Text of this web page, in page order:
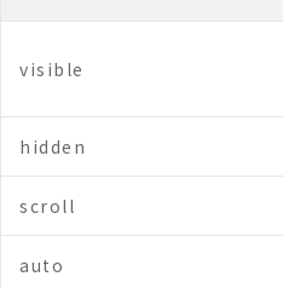
visible
hidden
scroll
auto